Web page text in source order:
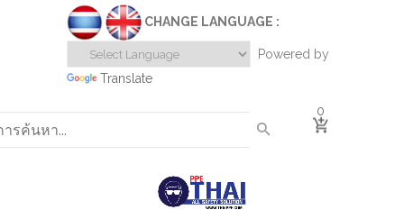
CHANGE LANGUAGE :
Powered by
Translate
0